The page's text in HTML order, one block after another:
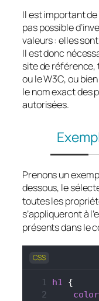
Il est important de
pas possible
valeurs : elles
Il est donc
site de référence,
ou le W3C, ou
le nom exact des
autorisées.
Prenons un
dessous, le
toutes les
s’appliqueront à
présents dans le
CSS
h1
{
color